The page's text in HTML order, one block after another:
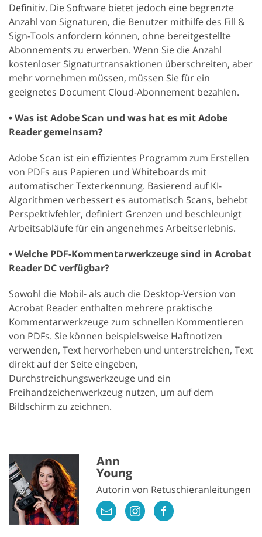
Definitiv. Die Software bietet jedoch eine begrenzte
Anzahl von Signaturen, die Benutzer mithilfe des Fill &
Sign-Tools anfordern können, ohne bereitgestellte
Abonnements zu erwerben. Wenn Sie die Anzahl
kostenloser Signaturtransaktionen überschreiten, aber
mehr vornehmen müssen, müssen Sie für ein
geeignetes Document Cloud-Abonnement bezahlen.
• Was ist Adobe Scan und was hat es mit Adobe
Reader gemeinsam?
Adobe Scan ist ein effizientes Programm zum Erstellen
von PDFs aus Papieren und Whiteboards mit
automatischer Texterkennung. Basierend auf KI-
Algorithmen verbessert es automatisch Scans, behebt
Perspektivfehler, definiert Grenzen und beschleunigt
Arbeitsabläufe für ein angenehmes Arbeitserlebnis.
• Welche PDF-Kommentarwerkzeuge sind in Acrobat
Reader DC verfügbar?
Sowohl die Mobil- als auch die Desktop-Version von
Acrobat Reader enthalten mehrere praktische
Kommentarwerkzeuge zum schnellen Kommentieren
von PDFs. Sie können beispielsweise Haftnotizen
verwenden, Text hervorheben und unterstreichen, Text
direkt auf der Seite eingeben,
Durchstreichungswerkzeuge und ein
Freihandzeichenwerkzeug nutzen, um auf dem
Bildschirm zu zeichnen.
Ann
Young
Autorin von Retuschieranleitungen